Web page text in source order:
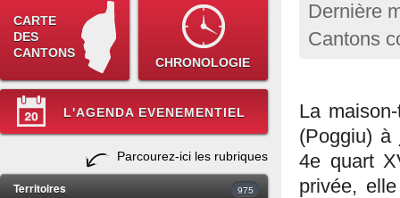
CARTE
DES
CANTONS
CHRONOLOGIE
L'AGENDA EVENEMENTIEL
Parcourez-ici les rubriques
Territoires 975
Dernière
Cantons
La
(Poggiu) à
4e quart
privée,